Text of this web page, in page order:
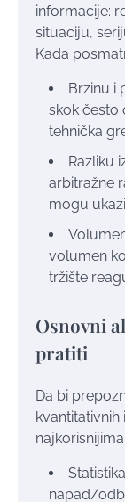
informacije:
situaciju,
Kada
Brzinu i
skok često
tehnička
Razliku
arbitražne
mogu
volumen
tržište
Osnovni
pratiti
Da bi
kvantitativnih
napad/